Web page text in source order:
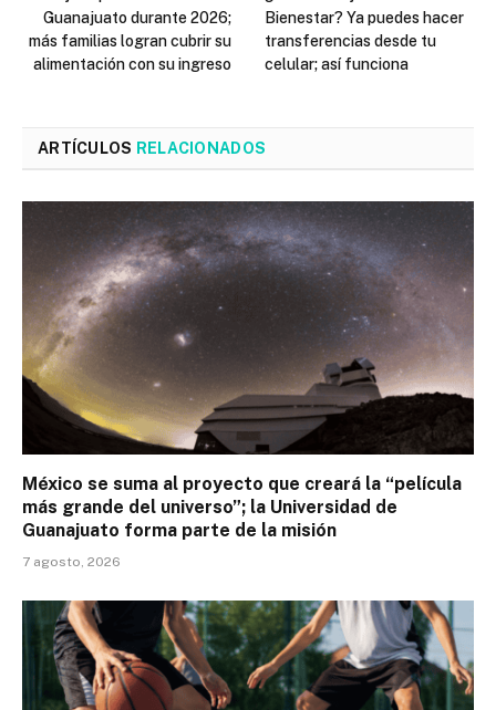
Guanajuato durante 2026;
más familias logran cubrir su
alimentación con su ingreso
Bienestar? Ya puedes hacer
transferencias desde tu
celular; así funciona
ARTÍCULOS RELACIONADOS
México se suma al proyecto que creará la “película
más grande del universo”; la Universidad de
Guanajuato forma parte de la misión
7 agosto, 2026